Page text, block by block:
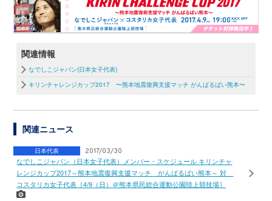
関連情報
なでしこジャパン(日本女子代表)
キリンチャレンジカップ2017 〜熊本地震復興支援マッチ がんばるばい熊本〜
関連ニュース
日本代表 2017/03/30
なでしこジャパン（日本女子代表）メンバー・スケジュール キリンチャ
レンジカップ2017～熊本地震復興支援マッチ がんばるばい熊本～ 対
コスタリカ女子代表［4/9（日）＠熊本県民総合運動公園陸上競技場］